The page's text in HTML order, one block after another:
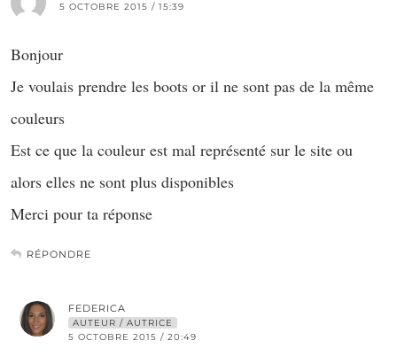
5 OCTOBRE 2015 / 15:39
Bonjour
Je voulais prendre les boots or il ne sont pas de la même
couleurs
Est ce que la couleur est mal représenté sur le site ou
alors elles ne sont plus disponibles
Merci pour ta réponse
RÉPONDRE
FEDERICA
AUTEUR / AUTRICE
5 OCTOBRE 2015 / 20:49